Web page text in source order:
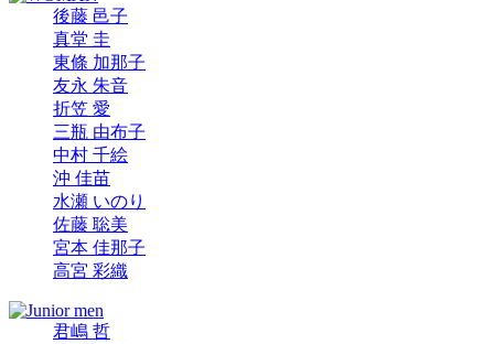
後藤 邑子
真堂 圭
東條 加那子
友永 朱音
折笠 愛
三瓶 由布子
中村 千絵
沖 佳苗
水瀬 いのり
佐藤 聡美
宮本 佳那子
高宮 彩織
君嶋 哲